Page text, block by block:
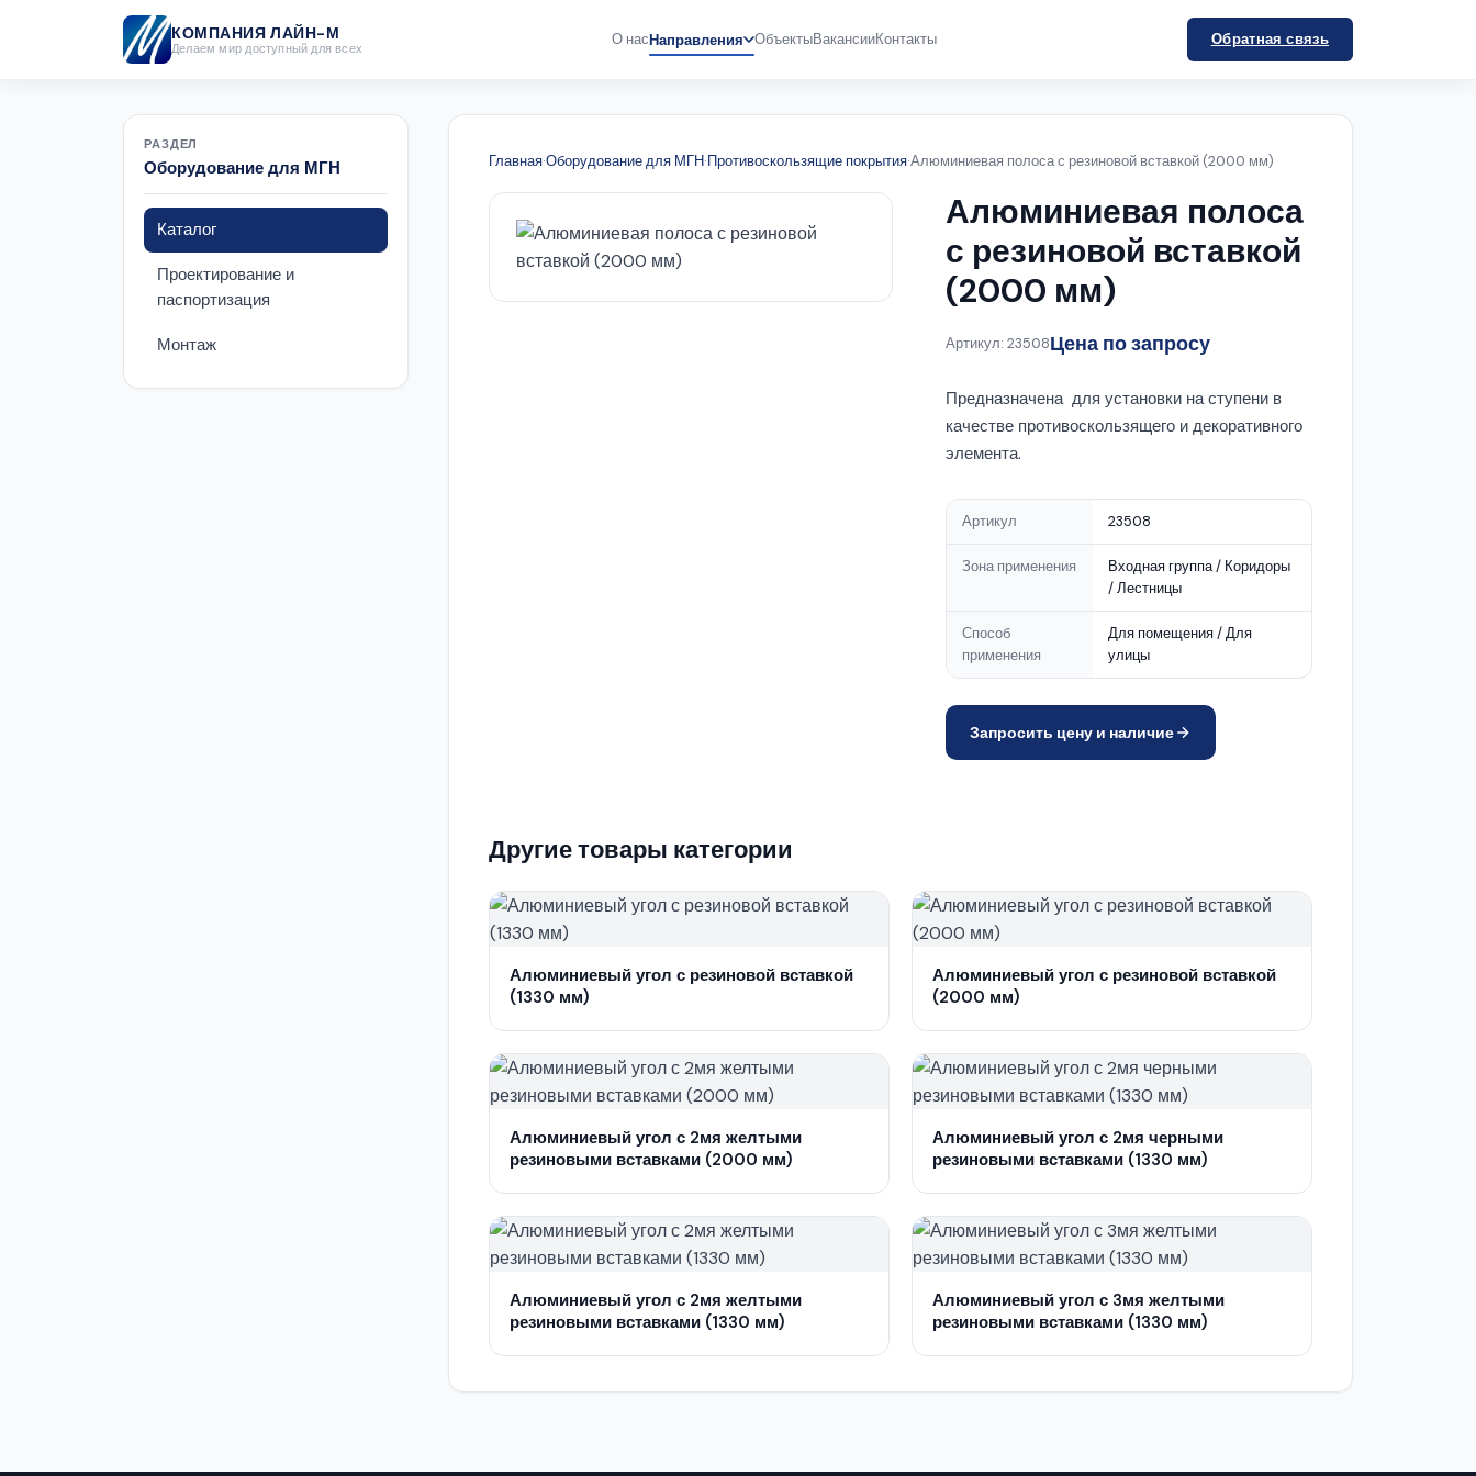
КОМПАНИЯ ЛАЙН-М
Делаем мир доступный для всех О насНаправления ОбъектыВакансииКонтакты Обратная связь
РАЗДЕЛ
Оборудование для МГН
Каталог
Проектирование и
паспортизация
Монтаж
Главная·Оборудование для МГН·Противоскользящие покрытия·Алюминиевая полоса с резиновой вставкой (2000 мм)
Алюминиевая полоса
с резиновой вставкой
(2000 мм)
Артикул: 23508Цена по запросу
Предназначена для установки на ступени в
качестве противоскользящего и декоративного
элемента.
Артикул 23508
Зона применения
Входная группа / Коридоры
/ Лестницы
Способ
применения
Для помещения / Для
улицы
Запросить цену и наличие
Другие товары категории
Алюминиевый угол с резиновой вставкой
(1330 мм)
Алюминиевый угол с резиновой вставкой
(2000 мм)
Алюминиевый угол с 2мя желтыми
резиновыми вставками (2000 мм)
Алюминиевый угол с 2мя черными
резиновыми вставками (1330 мм)
Алюминиевый угол с 2мя желтыми
резиновыми вставками (1330 мм)
Алюминиевый угол с 3мя желтыми
резиновыми вставками (1330 мм)